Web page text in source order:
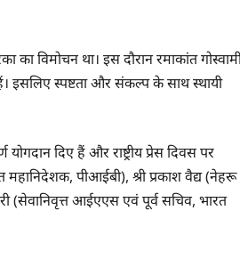
का विमोचन था। इस दौरान रमाकांत
इसलिए स्पष्टता और संकल्प के साथ स्थायी
दिए हैं और राष्ट्रीय प्रेस दिवस पर
महानिदेशक, पीआईबी), श्री प्रकाश वैद्य (नेहरू
(सेवानिवृत्त आईएएस एवं पूर्व सचिव, भारत